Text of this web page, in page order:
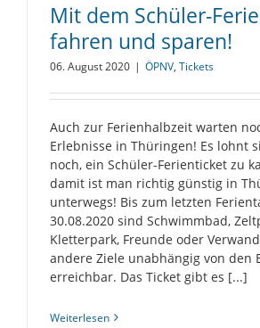
Mit dem Schüler-
fahren und sparen!
06. August 2020 | ÖPNV, Tickets
Auch zur Ferienhalbzeit warten
Erlebnisse in Thüringen! Es lohnt
noch, ein Schüler-Ferienticket zu
damit ist man richtig günstig in
unterwegs! Bis zum letzten
30.08.2020 sind Schwimmbad,
Kletterpark, Freunde oder
andere Ziele unabhängig von den
erreichbar. Das Ticket gibt es [...]
Weiterlesen